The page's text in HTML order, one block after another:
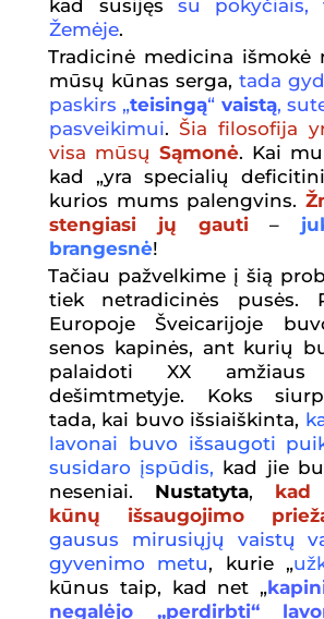
kad susijęs su pokyčiais,
Žemėje.
Tradicinė medicina išmokė
mūsų kūnas serga, tada
paskirs „teisingą“ vaistą,
pasveikimui.Šia filosofija
visa mūsų Sąmonė. Kai
kad „yra specialių
kurios mums palengvins.
stengiasi jų gauti–
brangesnė!
Tačiau pažvelkime į šią
tiek netradicinės pusės.
Europoje Šveicarijoje
senos kapinės, ant kurių
palaidoti XX amžiaus
dešimtmetyje. Koks
tada, kai buvo išsiaiškinta,
lavonai buvo išsaugoti
susidaro įspūdis, kad jie
neseniai. Nustatyta, kad
kūnų išsaugojimo
gausus mirusiųjų vaistų
gyvenimo metu, kurie „už
kūnus taip, kad net „
negalėjo „perdirbti“